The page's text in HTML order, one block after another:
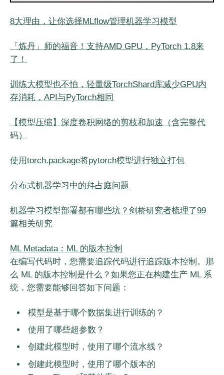
8大理由，让你选择MLflow管理机器学习模型
「炼丹」师的福音！支持AMD GPU，PyTorch 1.8来
了！
训练大模型也不怕，轻量级TorchShard库减少GPU内
存消耗，API与PyTorch相同
【模型压缩】深度卷积网络的剪枝和加速（含完整代
码）
使用torch.package将pytorch模型进行独立打包
分布式机器学习中的拜占庭问题
机器学习模型部署都有哪些坑？剑桥研究者梳理了99
篇相关研究
ML Metadata：ML 的版本控制
在编写代码时，您需要追踪代码进行追踪版本控制。那
么 ML 的版本控制是什么？如果您正在构建生产 ML 系
统，您需要能够回答如下问题：
模型是基于哪个数据集进行训练的？
使用了哪些超参数？
创建此模型时，使用了哪个流水线？
创建此模型时，使用了哪个版本的